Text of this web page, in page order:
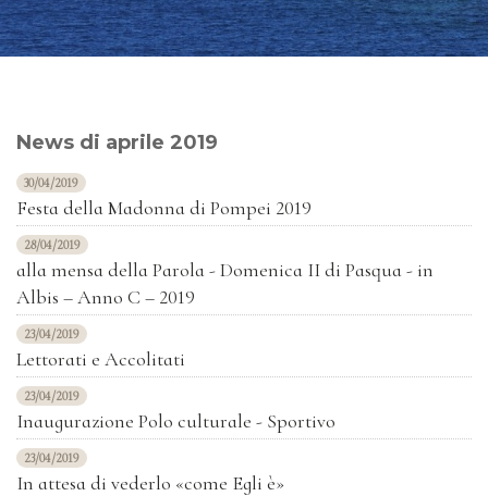
News di aprile 2019
30/04/2019
Festa della Madonna di Pompei 2019
28/04/2019
alla mensa della Parola - Domenica II di Pasqua - in
Albis – Anno C – 2019
23/04/2019
Lettorati e Accolitati
23/04/2019
Inaugurazione Polo culturale - Sportivo
23/04/2019
In attesa di vederlo «come Egli è»